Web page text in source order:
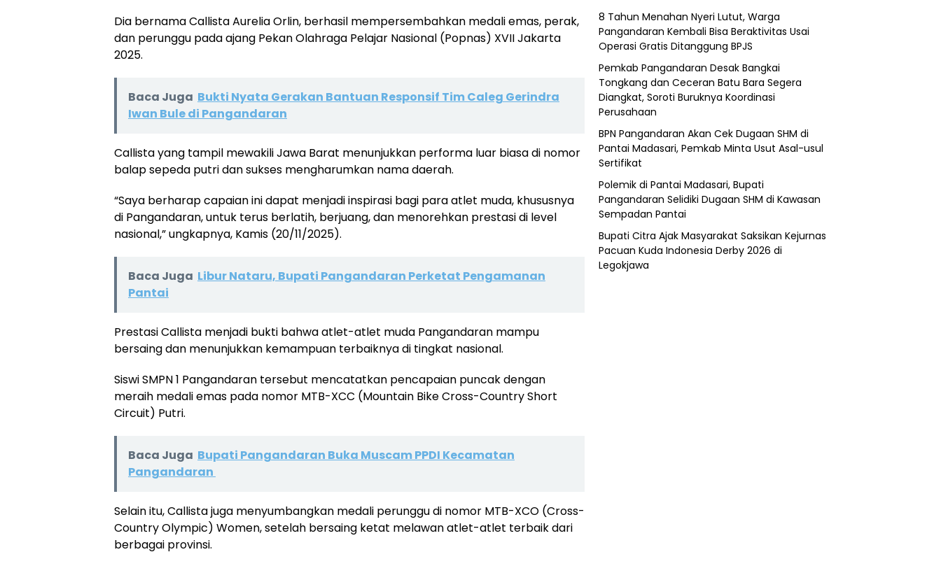
Dia bernama Callista Aurelia Orlin, berhasil mempersembahkan medali emas, perak,
dan perunggu pada ajang Pekan Olahraga Pelajar Nasional (Popnas) XVII Jakarta
2025.
Baca Juga Bukti Nyata Gerakan Bantuan Responsif Tim Caleg Gerindra
Iwan Bule di Pangandaran
Callista yang tampil mewakili Jawa Barat menunjukkan performa luar biasa di nomor
balap sepeda putri dan sukses mengharumkan nama daerah.
“Saya berharap capaian ini dapat menjadi inspirasi bagi para atlet muda, khususnya
di Pangandaran, untuk terus berlatih, berjuang, dan menorehkan prestasi di level
nasional,” ungkapnya, Kamis (20/11/2025).
Baca Juga Libur Nataru, Bupati Pangandaran Perketat Pengamanan
Pantai
Prestasi Callista menjadi bukti bahwa atlet-atlet muda Pangandaran mampu
bersaing dan menunjukkan kemampuan terbaiknya di tingkat nasional.
Siswi SMPN 1 Pangandaran tersebut mencatatkan pencapaian puncak dengan
meraih medali emas pada nomor MTB-XCC (Mountain Bike Cross-Country Short
Circuit) Putri.
Baca Juga Bupati Pangandaran Buka Muscam PPDI Kecamatan
Pangandaran
Selain itu, Callista juga menyumbangkan medali perunggu di nomor MTB-XCO (Cross-
Country Olympic) Women, setelah bersaing ketat melawan atlet-atlet terbaik dari
berbagai provinsi.
8 Tahun Menahan Nyeri Lutut, Warga
Pangandaran Kembali Bisa Beraktivitas Usai
Operasi Gratis Ditanggung BPJS
Pemkab Pangandaran Desak Bangkai
Tongkang dan Ceceran Batu Bara Segera
Diangkat, Soroti Buruknya Koordinasi
Perusahaan
BPN Pangandaran Akan Cek Dugaan SHM di
Pantai Madasari, Pemkab Minta Usut Asal-usul
Sertifikat
Polemik di Pantai Madasari, Bupati
Pangandaran Selidiki Dugaan SHM di Kawasan
Sempadan Pantai
Bupati Citra Ajak Masyarakat Saksikan Kejurnas
Pacuan Kuda Indonesia Derby 2026 di
Legokjawa